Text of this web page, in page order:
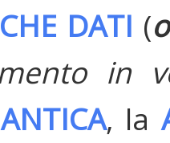
DATI (
in
, la